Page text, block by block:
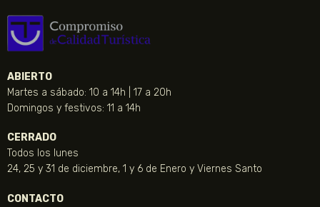
ABIERTO
Martes a sábado: 10 a 14h | 17 a 20h
Domingos y festivos: 11 a 14h
CERRADO
Todos los lunes
24, 25 y 31 de diciembre, 1 y 6 de Enero y Viernes Santo
CONTACTO